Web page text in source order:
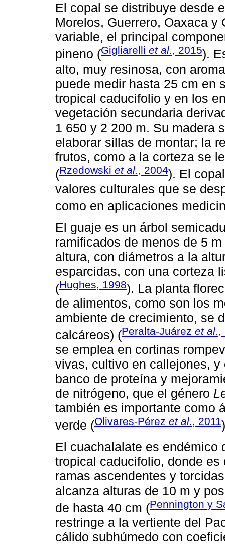
El copal se distribuye desde
Morelos, Guerrero, Oaxaca
variable, el principal
pineno (Gigliarelli et al., 2015).
alto, muy resinosa, con
puede medir hasta 25 cm en
tropical caducifolio y en los
vegetación secundaria
1 650 y 2 200 m. Su madera
elaborar sillas de montar; la
frutos, como a la corteza se
(Rzedowski et al., 2004). El
valores culturales que se
como en aplicaciones
El guaje es un árbol
ramificados de menos de 5
altura, con diámetros a la
esparcidas, con una corteza
(Hughes, 1998). La planta
de alimentos, como son los
ambiente de crecimiento, se
calcáreos) (Peralta-Juárez et al.,
se emplea en cortinas
vivas, cultivo en callejones,
banco de proteína y
de nitrógeno, que el género
también es importante como
verde (Olivares-Pérez et al., 2011
El cuachalalate es endémico
tropical caducifolio, donde
ramas ascendentes y
alcanza alturas de 10 m y
de hasta 40 cm (Pennington y
restringe a la vertiente del
cálido subhúmedo con